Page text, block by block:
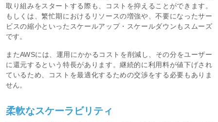
取り組みをスタートする際も、コストを抑えることができます。
もしくは、繁忙期におけるリソースの増強や、不要になったサー
ビスの縮小といったスケールアップ・スケールダウンもスムーズ
です。
またAWSには、運用にかかるコストを削減し、その分をユーザー
に還元するという特長があります。継続的に利用料が値下げされ
ているため、コストを最適化するための交渉をする必要もありま
せん。
柔軟なスケーラビリティ